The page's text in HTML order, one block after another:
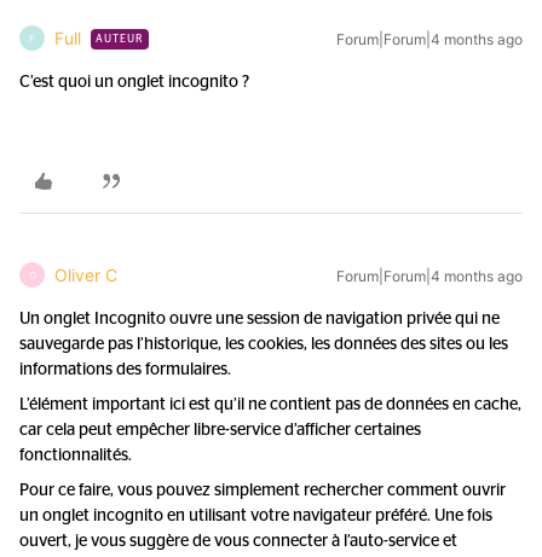
F Full AUTEUR Forum|Forum|4 months ago
C’est quoi un onglet incognito ?
O Oliver C Forum|Forum|4 months ago
Un onglet Incognito ouvre une session de navigation privée qui ne
sauvegarde pas l’historique, les cookies, les données des sites ou les
informations des formulaires.
L’élément important ici est qu’il ne contient pas de données en cache,
car cela peut empêcher libre-service d’afficher certaines
fonctionnalités.
Pour ce faire, vous pouvez simplement rechercher comment ouvrir
un onglet incognito en utilisant votre navigateur préféré. Une fois
ouvert, je vous suggère de vous connecter à l’auto-service et